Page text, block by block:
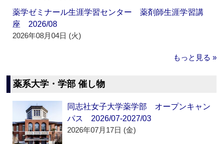
薬学ゼミナール生涯学習センター 薬剤師生涯学習講
座 2026/08
2026年08月04日 (火)
もっと見る »
薬系大学・学部 催し物
同志社女子大学薬学部 オープンキャン
パス 2026/07-2027/03
2026年07月17日 (金)